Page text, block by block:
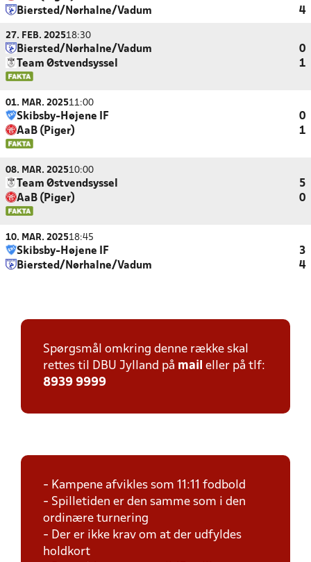
Biersted/Nørhalne/Vadum
4
27. FEB. 202518:30
Biersted/Nørhalne/Vadum
0
Team Østvendsyssel
1
01. MAR. 202511:00
Skibsby-Højene IF
0
AaB (Piger)
1
08. MAR. 202510:00
Team Østvendsyssel
5
AaB (Piger)
0
10. MAR. 202518:45
Skibsby-Højene IF
3
Biersted/Nørhalne/Vadum
4
Spørgsmål omkring denne række skal
rettes til DBU Jylland på mail eller på tlf:
8939 9999
- Kampene afvikles som 11:11 fodbold
- Spilletiden er den samme som i den
ordinære turnering
- Der er ikke krav om at der udfyldes
holdkort